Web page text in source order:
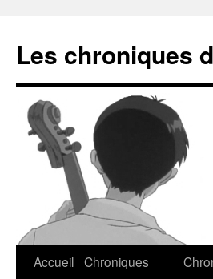
Les chroniques
Accueil Chroniques